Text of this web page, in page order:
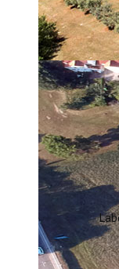
INHERIT
ARHIVA
Izdavačka
Izbor u
Dokumenti
Statut
Strategija
CIP
Pravo na
Zaštita